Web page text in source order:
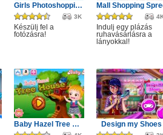
Girls Photoshopping Dressup
3K
Készülj fel a
fotózásra!
Mall Shopping
Indulj egy plázás
ruhavásárlásra a
lányokkal!
Baby Hazel Tree House Design my Shoes